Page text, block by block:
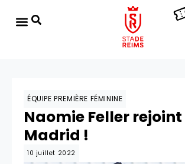
ÉQUIPE PREMIÈRE FÉMININE
Naomie Feller rejoint
Madrid !
10 juillet 2022